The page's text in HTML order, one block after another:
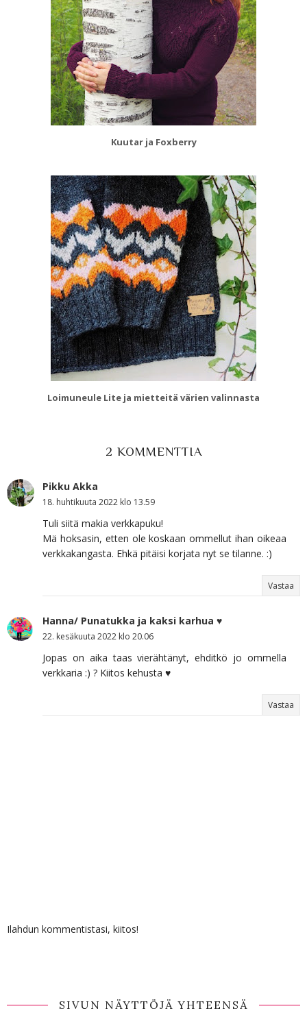
Kuutar ja Foxberry
Loimuneule Lite ja mietteitä värien valinnasta
2 KOMMENTTIA
Pikku Akka
18. huhtikuuta 2022 klo 13.59
Tuli siitä makia verkkapuku!
Mä hoksasin, etten ole koskaan ommellut ihan oikeaa
verkkakangasta. Ehkä pitäisi korjata nyt se tilanne. :)
Vastaa
Hanna/ Punatukka ja kaksi karhua ♥
22. kesäkuuta 2022 klo 20.06
Jopas on aika taas vierähtänyt, ehditkö jo ommella
verkkaria :) ? Kiitos kehusta ♥
Vastaa
Ilahdun kommentistasi, kiitos!
SIVUN NÄYTTÖJÄ YHTEENSÄ